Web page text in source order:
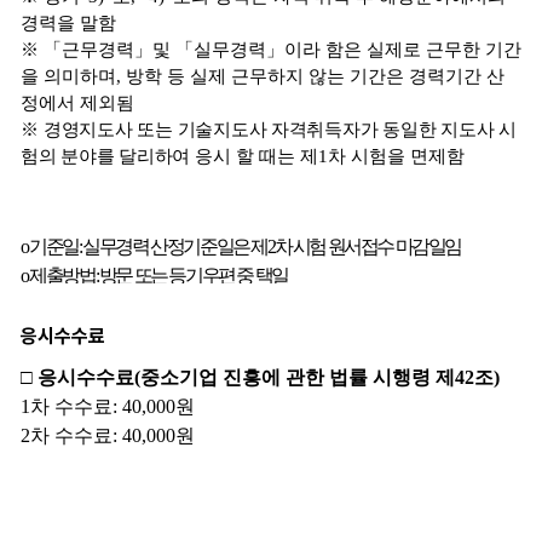
응시수수료